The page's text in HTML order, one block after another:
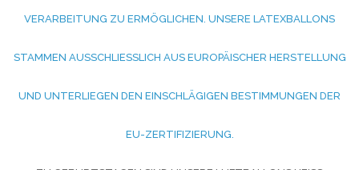
ERARBEITUNG ZU ERMÖGLICHEN. UNSERE LATEXBALLONS S
TAMMEN AUSSCHLIESSLICH AUS EUROPÄISCHER HERSTELLUNG UN
D UNTERLIEGEN DEN EINSCHLÄGIGEN BESTIMMUNGEN DER EU
-ZERTIFIZIERUNG.